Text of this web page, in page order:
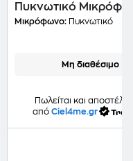
Πυκνωτικό
Μαύρο
Μικρόφωνο: Πυκνωτικό
Μη διαθέσιμο
Πωλείται και
από Ciel4me.gr